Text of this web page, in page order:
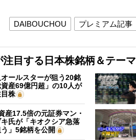
DAIBOUCHOU プレミアム記事
注目する日本株銘柄＆テーマ
オールスターが狙う20銘
産69億円超」の10人が
株
産17.5倍の元証券マン・
氏が「キオクシア急落
」5銘柄を公開